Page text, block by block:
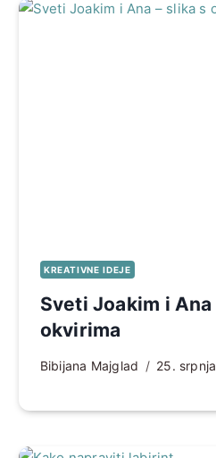
KREATIVNE IDEJE
Sveti Joakim i Ana
okvirima
Bibijana Majglad 25.